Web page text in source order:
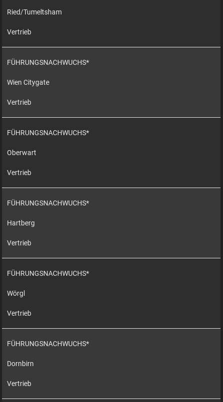
Ried/Tumeltsham
Vertrieb
FÜHRUNGSNACHWUCHS*
Wien Citygate
Vertrieb
FÜHRUNGSNACHWUCHS*
Oberwart
Vertrieb
FÜHRUNGSNACHWUCHS*
Hartberg
Vertrieb
FÜHRUNGSNACHWUCHS*
Wörgl
Vertrieb
FÜHRUNGSNACHWUCHS*
Dornbirn
Vertrieb